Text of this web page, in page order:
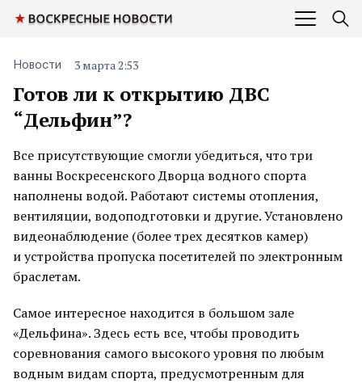
Готов ли к открытию ДВС
“Дельфин”?
Новости 3 марта 2:53
Все присутствующие смогли убедиться, что три
ванны Воскресенского Дворца водного спорта
наполнены водой. Работают системы отопления,
вентиляции, водоподготовки и другие. Установлено
видеонаблюдение (более трех десятков камер)
и устройства пропуска посетителей по электронным
браслетам.
Самое интересное находится в большом зале
«Дельфина». Здесь есть все, чтобы проводить
соревнования самого высокого уровня по любым
водным видам спорта, предусмотренным для